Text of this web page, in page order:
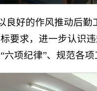
好的作风推动后
要求，进一步认识
项纪律”、规范各